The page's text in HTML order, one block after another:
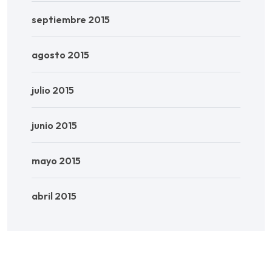
septiembre 2015
agosto 2015
julio 2015
junio 2015
mayo 2015
abril 2015